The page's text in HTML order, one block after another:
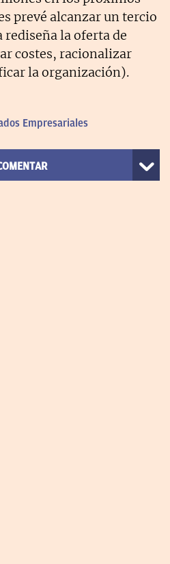
prevé alcanzar un tercio
la oferta de
costes, racionalizar
la organización).
Empresariales